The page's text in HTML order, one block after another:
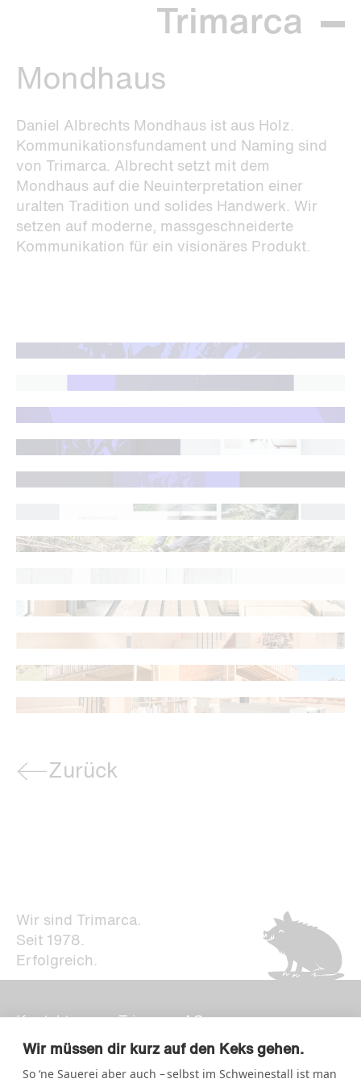
Mondhaus
Daniel Albrechts Mondhaus ist aus Holz.
Kommunikationsfundament und Naming sind
von Trimarca. Albrecht setzt mit dem
Mondhaus auf die Neuinterpretation einer
uralten Tradition und solides Handwerk. Wir
setzen auf moderne, massgeschneiderte
Kommunikation für ein visionäres Produkt.
Zurück
Wir sind Trimarca.
Seit 1978.
Erfolgreich.
Kontakt
Newsletter
Trimarca AG
Strategie + Design
Storchengasse 15
Wir müssen dir kurz auf den Keks gehen.
So ‘ne Sauerei aber auch – selbst im Schweinestall ist man